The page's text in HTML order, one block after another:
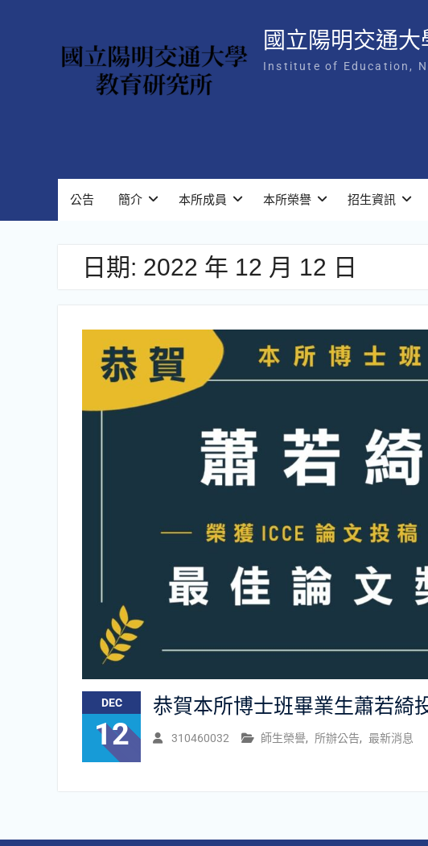
國立陽明交通
Institute of Education,
公告 簡介 本所成員 本所榮譽 招生資訊
日期: 2022 年 12 月 12 日
DEC
12
恭賀本所博士班畢業生蕭若綺
310460032 師生榮譽, 所辦公告, 最新消息